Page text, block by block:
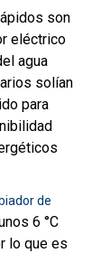
son
eléctrico
agua
solían
para
de
6 °C
lo que es